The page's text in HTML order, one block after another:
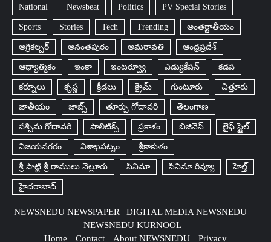
National Newsbeat Politics PV Special Stories
Sports Stories Tech Trending అంతర్జాతీయం
అగ్రికల్చర్ అనంతపురం అమరావతి ఆంధ్రప్రదేశ్
ఆధ్యాత్మికం ఇంకా ఇంటర్వ్యూ ఎడ్యుకేషన్ కడప
కర్నూలు కృష్ణ క్రీడలు క్రైమ్ గుంటూరు చిత్తూరు
జాతీయం జాబ్స్ తూర్పు గోదావరి తెలంగాణ
పశ్చిమ గోదావరి పాలిటిక్స్ ప్రకాశం బిజినెస్ లైఫ్ స్టైల్
విజయనగరం విశాఖపట్నం శ్రీకాకుళం
శ్రీ పొట్టి శ్రీ రాములు నెల్లూరు సినిమా సినిమా రివ్యూ హెల్త్
హైదరాబాద్​
NEWSNEDU NEWSPAPER | DIGITAL MEDIA NEWSNEDU |
NEWSNEDU KURNOOL
Home
Contact About NEWSNEDU Privacy